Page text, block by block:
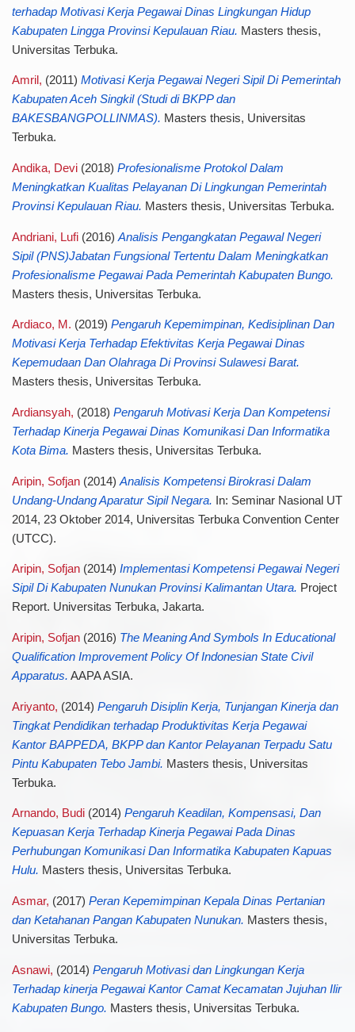
terhadap Motivasi Kerja Pegawai Dinas Lingkungan Hidup
Kabupaten Lingga Provinsi Kepulauan Riau. Masters thesis,
Universitas Terbuka.
Amril, (2011) Motivasi Kerja Pegawai Negeri Sipil Di Pemerintah
Kabupaten Aceh Singkil (Studi di BKPP dan
BAKESBANGPOLLINMAS). Masters thesis, Universitas
Terbuka.
Andika, Devi(2018) Profesionalisme Protokol Dalam
Meningkatkan Kualitas Pelayanan Di Lingkungan Pemerintah
Provinsi Kepulauan Riau. Masters thesis, Universitas Terbuka.
Andriani, Lufi(2016) Analisis Pengangkatan Pegawal Negeri
Sipil (PNS)Jabatan Fungsional Tertentu Dalam Meningkatkan
Profesionalisme Pegawai Pada Pemerintah Kabupaten Bungo.
Masters thesis, Universitas Terbuka.
Ardiaco, M. (2019) Pengaruh Kepemimpinan, Kedisiplinan Dan
Motivasi Kerja Terhadap Efektivitas Kerja Pegawai Dinas
Kepemudaan Dan Olahraga Di Provinsi Sulawesi Barat.
Masters thesis, Universitas Terbuka.
Ardiansyah, (2018) Pengaruh Motivasi Kerja Dan Kompetensi
Terhadap Kinerja Pegawai Dinas Komunikasi Dan Informatika
Kota Bima. Masters thesis, Universitas Terbuka.
Aripin, Sofjan(2014) Analisis Kompetensi Birokrasi Dalam
Undang-Undang Aparatur Sipil Negara. In: Seminar Nasional UT
2014, 23 Oktober 2014, Universitas Terbuka Convention Center
(UTCC).
Aripin, Sofjan(2014) Implementasi Kompetensi Pegawai Negeri
Sipil Di Kabupaten Nunukan Provinsi Kalimantan Utara. Project
Report. Universitas Terbuka, Jakarta.
Aripin, Sofjan(2016) The Meaning And Symbols In Educational
Qualification Improvement Policy Of Indonesian State Civil
Apparatus. AAPA ASIA.
Ariyanto, (2014) Pengaruh Disiplin Kerja, Tunjangan Kinerja dan
Tingkat Pendidikan terhadap Produktivitas Kerja Pegawai
Kantor BAPPEDA, BKPP dan Kantor Pelayanan Terpadu Satu
Pintu Kabupaten Tebo Jambi. Masters thesis, Universitas
Terbuka.
Arnando, Budi(2014) Pengaruh Keadilan, Kompensasi, Dan
Kepuasan Kerja Terhadap Kinerja Pegawai Pada Dinas
Perhubungan Komunikasi Dan Informatika Kabupaten Kapuas
Hulu. Masters thesis, Universitas Terbuka.
Asmar, (2017) Peran Kepemimpinan Kepala Dinas Pertanian
dan Ketahanan Pangan Kabupaten Nunukan. Masters thesis,
Universitas Terbuka.
Asnawi, (2014) Pengaruh Motivasi dan Lingkungan Kerja
Terhadap kinerja Pegawai Kantor Camat Kecamatan Jujuhan Ilir
Kabupaten Bungo. Masters thesis, Universitas Terbuka.